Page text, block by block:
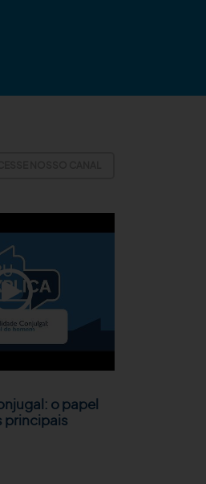
o papel
principais